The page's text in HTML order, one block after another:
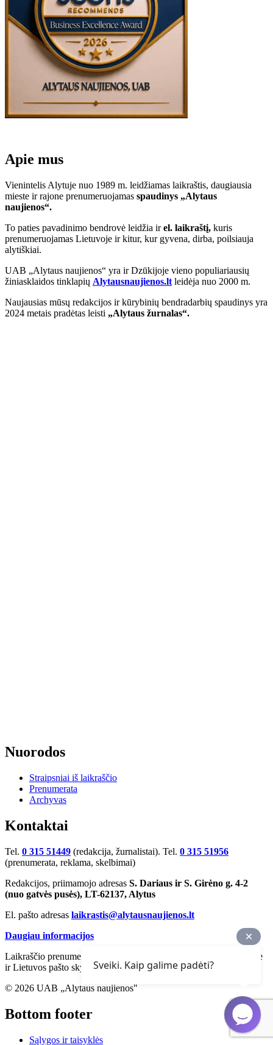
Apie mus
Vienintelis Alytuje nuo 1989 m. leidžiamas laikraštis, daugiausia
mieste ir rajone prenumeruojamas spaudinys „Alytaus
naujienos“.
To paties pavadinimo bendrovė leidžia irel. laikraštį, kuris
prenumeruojamas Lietuvoje ir kitur, kur gyvena, dirba, poilsiauja
alytiškiai.
UAB „Alytaus naujienos“ yra ir Dzūkijoje vieno populiariausių
žiniasklaidos tinklapių Alytausnaujienos.lt leidėja nuo 2000 m.
Naujausias mūsų redakcijos ir kūrybinių bendradarbių spaudinys yra
2024 metais pradėtas leisti „Alytaus žurnalas“.
Nuorodos
Straipsniai iš laikraščio
Prenumerata
Archyvas
Kontaktai
Tel. 0 315 51449 (redakcija, žurnalistai). Tel. 0 315 51956
(prenumerata, reklama, skelbimai)
Redakcijos, priimamojo adresas S. Dariaus ir S. Girėno g. 4-2
(nuo gatvės pusės), LT-62137, Alytus
El. pašto adresas laikrastis@alytausnaujienos.lt
Daugiau informacijos
Laikraščio prenumerata priimama „Perlo“ terminaluose, redakcijoje
ir Lietuvos pašto skyriuose
© 2026 UAB „Alytaus naujienos"
Bottom footer
Sąlygos ir taisyklės
Sveiki. Kaip galime padėti?